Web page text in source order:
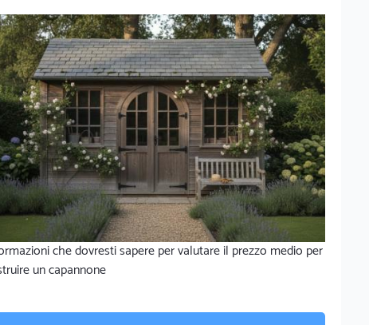
che dovresti sapere per valutare il prezzo medio per
un capannone